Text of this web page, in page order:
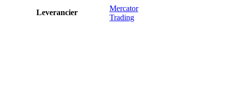
Leverancier
Mercator
Trading